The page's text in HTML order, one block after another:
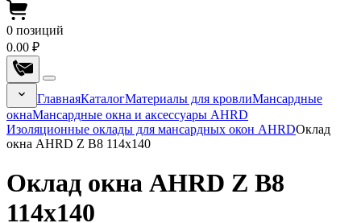
0 позиций
0.00 ₽
ГлавнаяКаталогМатериалы для кровлиМансардные
окнаМансардные окна и аксессуары AHRD
Изоляционные оклады для мансардных окон AHRDОклад
окна AHRD Z B8 114x140
Оклад окна AHRD Z B8
114x140